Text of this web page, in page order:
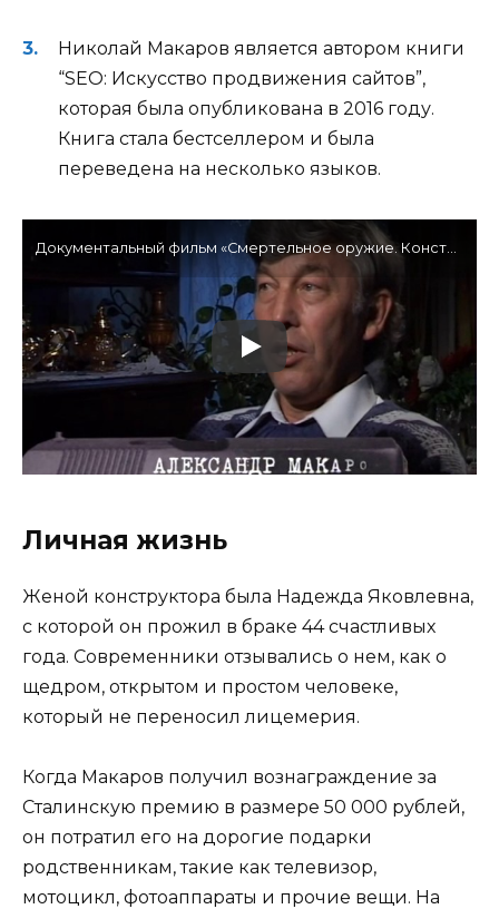
Николай Макаров является автором книги
“SEO: Искусство продвижения сайтов”,
которая была опубликована в 2016 году.
Книга стала бестселлером и была
переведена на несколько языков.
Личная жизнь
Женой конструктора была Надежда Яковлевна,
с которой он прожил в браке 44 счастливых
года. Современники отзывались о нем, как о
щедром, открытом и простом человеке,
который не переносил лицемерия.
Когда Макаров получил вознаграждение за
Сталинскую премию в размере 50 000 рублей,
он потратил его на дорогие подарки
родственникам, такие как телевизор,
мотоцикл, фотоаппараты и прочие вещи. На